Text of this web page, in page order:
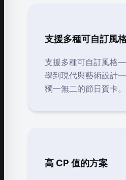
支援多種可自訂風
支援多種可自訂風格
學到現代與藝術設計
獨一無二的節日賀卡。
高 CP 值的方案